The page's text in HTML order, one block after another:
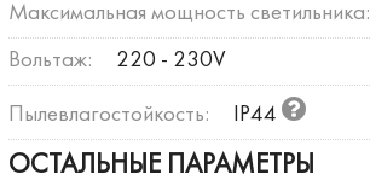
Максимальная мощность светильника:
Вольтаж: 220 - 230V
Пылевлагостойкость: IP44
ОСТАЛЬНЫЕ ПАРАМЕТРЫ